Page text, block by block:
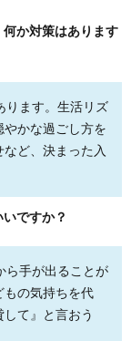
か対策はあります
ります。生活リズ
やかな過ごし方を
ど、決まった入
ですか？
ら手が出ることが
もの気持ちを代
て』と言おう